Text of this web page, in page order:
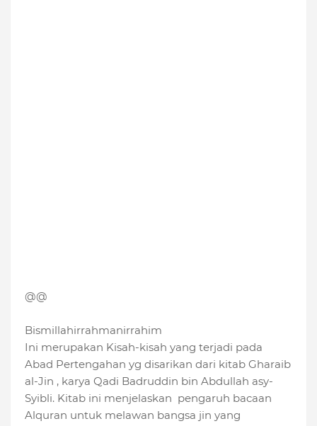
@@
Bismillahirrahmanirrahim
Ini merupakan Kisah-kisah yang terjadi pada
Abad Pertengahan yg disarikan dari kitab Gharaib
al-Jin , karya Qadi Badruddin bin Abdullah asy-
Syibli. Kitab ini menjelaskan pengaruh bacaan
Alquran untuk melawan bangsa jin yang